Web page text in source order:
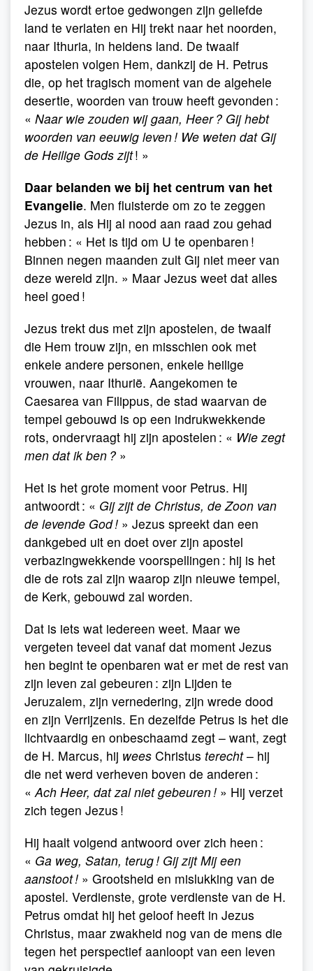
Jezus wordt ertoe gedwongen zijn geliefde
land te verlaten en Hij trekt naar het noorden,
naar Ithuria, in heidens land. De twaalf
apostelen volgen Hem, dankzij de H. Petrus
die, op het tragisch moment van de algehele
desertie, woorden van trouw heeft gevonden :
« Naar wie zouden wij gaan, Heer ? Gij hebt
woorden van eeuwig leven ! We weten dat Gij
de Heilige Gods zijt! »
Daar belanden we bij het centrum van het
Evangelie. Men fluisterde om zo te zeggen
Jezus in, als Hij al nood aan raad zou gehad
hebben : « Het is tijd om U te openbaren !
Binnen negen maanden zult Gij niet meer van
deze wereld zijn. » Maar Jezus weet dat alles
heel goed !
Jezus trekt dus met zijn apostelen, de twaalf
die Hem trouw zijn, en misschien ook met
enkele andere personen, enkele heilige
vrouwen, naar Ithurië. Aangekomen te
Caesarea van Filippus, de stad waarvan de
tempel gebouwd is op een indrukwekkende
rots, ondervraagt hij zijn apostelen : « Wie zegt
men dat ik ben ? »
Het is het grote moment voor Petrus. Hij
antwoordt : « Gij zijt de Christus, de Zoon van
de levende God ! » Jezus spreekt dan een
dankgebed uit en doet over zijn apostel
verbazingwekkende voorspellingen : hij is het
die de rots zal zijn waarop zijn nieuwe tempel,
de Kerk, gebouwd zal worden.
Dat is iets wat iedereen weet. Maar we
vergeten teveel dat vanaf dat moment Jezus
hen begint te openbaren wat er met de rest van
zijn leven zal gebeuren : zijn Lijden te
Jeruzalem, zijn vernedering, zijn wrede dood
en zijn Verrijzenis. En dezelfde Petrus is het die
lichtvaardig en onbeschaamd zegt – want, zegt
de H. Marcus, hij wees Christus terecht– hij
die net werd verheven boven de anderen :
«Ach Heer, dat zal niet gebeuren ! » Hij verzet
zich tegen Jezus !
Hij haalt volgend antwoord over zich heen :
« Ga weg, Satan, terug ! Gij zijt Mij een
aanstoot ! » Grootsheid en mislukking van de
apostel. Verdienste, grote verdienste van de H.
Petrus omdat hij het geloof heeft in Jezus
Christus, maar zwakheid nog van de mens die
tegen het perspectief aanloopt van een leven